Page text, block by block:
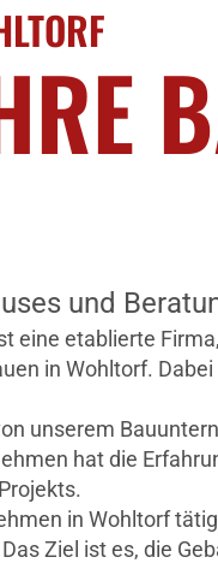
und
eine etablierte
in Wohltorf.
unserem
hat die
in Wohltorf
Ziel ist es, die